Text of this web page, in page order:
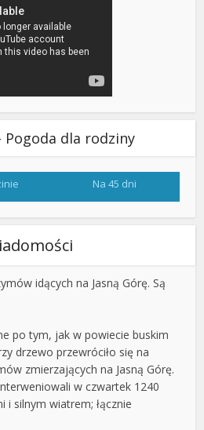
Pogoda dla rodziny
Na 45 dni
idących na Jasną Górę. Są
po tym, jak w powiecie buskim
drzewo przewróciło się na
zmierzających na Jasną Górę.
w czwartek 1240
i silnym wiatrem; łącznie